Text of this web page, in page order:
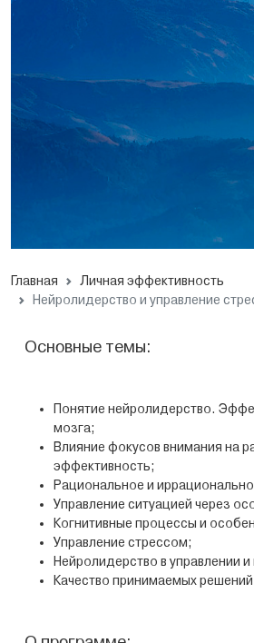
Главная
Личная эффективность
Нейролидерство и управление
Основные темы:
Понятие нейролидерство.
мозга;
Влияние фокусов внимания на
эффективность;
Рациональное и
Управление ситуацией через
Когнитивные процессы и
Управление стрессом;
Нейролидерство в управлении
Качество принимаемых